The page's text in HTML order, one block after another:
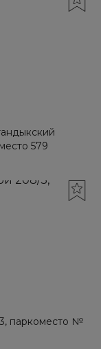
579
паркоместо №